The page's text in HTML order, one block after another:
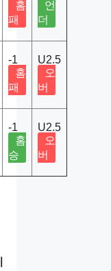
홈
패
언
더
-1
홈
패
U2.5
오
버
-1
홈
승
U2.5
오
버